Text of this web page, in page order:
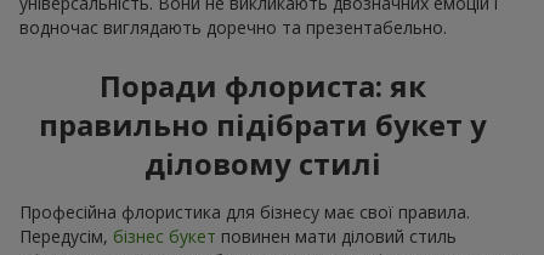
водночас виглядають доречно та презентабельно.
Поради флориста: як
правильно підібрати букет у
діловому стилі
Професійна флористика для бізнесу має свої правила.
Передусім, бізнес букет повинен мати діловий стиль